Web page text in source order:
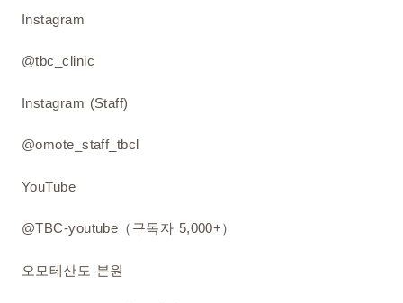
Instagram
@tbc_clinic
Instagram (Staff)
@omote_staff_tbcl
YouTube
@TBC-youtube（구독자 5,000+）
오모테산도 본원